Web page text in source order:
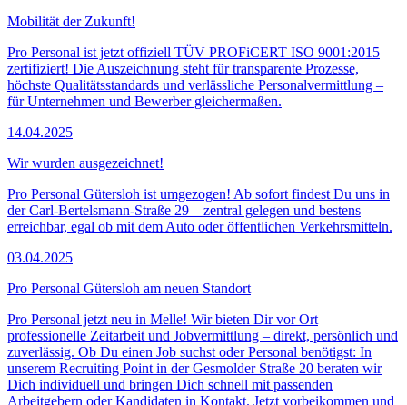
Mobilität der Zukunft!
Pro Personal ist jetzt offiziell TÜV PROFiCERT ISO 9001:2015
zertifiziert! Die Auszeichnung steht für transparente Prozesse,
höchste Qualitätsstandards und verlässliche Personalvermittlung –
für Unternehmen und Bewerber gleichermaßen.
14.04.2025
Wir wurden ausgezeichnet!
Pro Personal Gütersloh ist umgezogen! Ab sofort findest Du uns in
der Carl-Bertelsmann-Straße 29 – zentral gelegen und bestens
erreichbar, egal ob mit dem Auto oder öffentlichen Verkehrsmitteln.
03.04.2025
Pro Personal Gütersloh am neuen Standort
Pro Personal jetzt neu in Melle! Wir bieten Dir vor Ort
professionelle Zeitarbeit und Jobvermittlung – direkt, persönlich und
zuverlässig. Ob Du einen Job suchst oder Personal benötigst: In
unserem Recruiting Point in der Gesmolder Straße 20 beraten wir
Dich individuell und bringen Dich schnell mit passenden
Arbeitgebern oder Kandidaten in Kontakt. Jetzt vorbeikommen und